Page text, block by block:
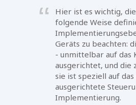
es wächst schneller
voluminöser. Meine
sogar darauf
Prozess der
Verjüngung ist aktiv.
Hier ist es wichtig,
folgende Weise
Geräts zu beachten:
- unmittelbar auf das
ausgerichtet, und die
sie ist speziell auf
ausgerichtete
Implementierung.